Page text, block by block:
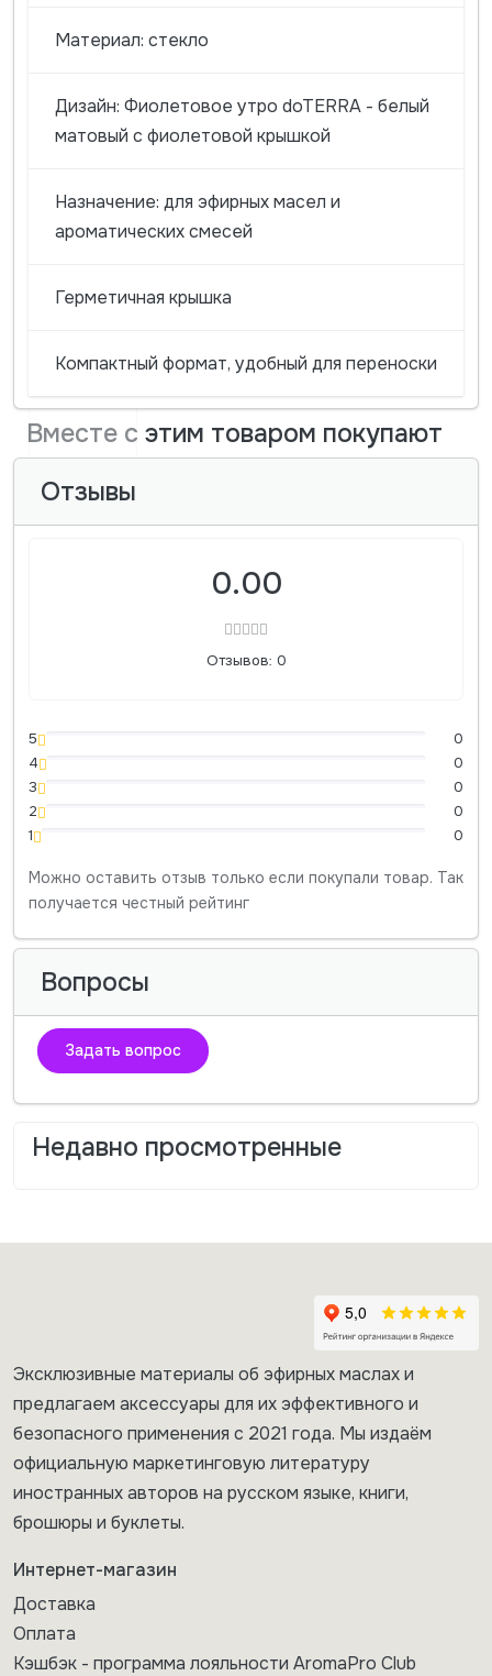
Материал: стекло
Дизайн: Фиолетовое утро doTERRA - белый
матовый с фиолетовой крышкой
Назначение: для эфирных масел и
ароматических смесей
Герметичная крышка
Компактный формат, удобный для переноски
Вместе с этим товаром покупают
Отзывы
0.00
Отзывов: 0
5
0
4
0
3
0
2
0
1
0
Можно оставить отзыв только если покупали товар. Так
получается честный рейтинг
Вопросы
Задать вопрос
Недавно просмотренные
Эксклюзивные материалы об эфирных маслах и
предлагаем аксессуары для их эффективного и
безопасного применения с 2021 года. Мы издаём
официальную маркетинговую литературу
иностранных авторов на русском языке, книги,
брошюры и буклеты.
Интернет-магазин
Доставка
Оплата
Кэшбэк - программа лояльности AromaPro Club